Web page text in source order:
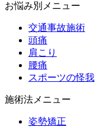
お悩み別メニュー
交通事故施術
頭痛
肩こり
腰痛
スポーツの怪我
施術法メニュー
姿勢矯正